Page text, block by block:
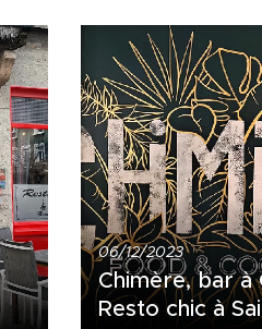
06/12/2023
Chimère, bar à
Resto chic à